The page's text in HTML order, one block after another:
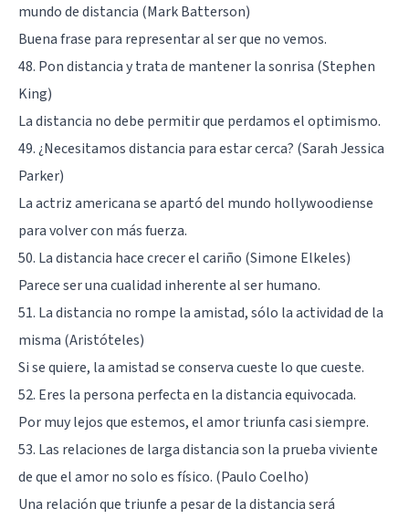
mundo de distancia (Mark Batterson)
Buena frase para representar al ser que no vemos.
48. Pon distancia y trata de mantener la sonrisa (Stephen
King)
La distancia no debe permitir que perdamos el optimismo.
49. ¿Necesitamos distancia para estar cerca? (Sarah Jessica
Parker)
La actriz americana se apartó del mundo hollywoodiense
para volver con más fuerza.
50. La distancia hace crecer el cariño (Simone Elkeles)
Parece ser una cualidad inherente al ser humano.
51. La distancia no rompe la amistad, sólo la actividad de la
misma (Aristóteles)
Si se quiere, la amistad se conserva cueste lo que cueste.
52. Eres la persona perfecta en la distancia equivocada.
Por muy lejos que estemos, el amor triunfa casi siempre.
53. Las relaciones de larga distancia son la prueba viviente
de que el amor no solo es físico. (Paulo Coelho)
Una relación que triunfe a pesar de la distancia será